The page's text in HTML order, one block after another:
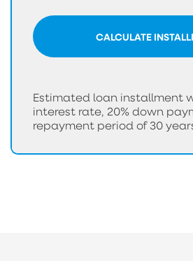
CALCULATE
Estimated loan installment
interest rate, 20% down
repayment period of 30